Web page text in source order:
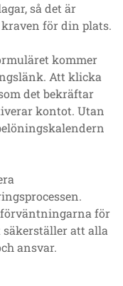
så det är
för din plats.
kommer
Att klicka
det bekräftar
kontot. Utan
förväntningarna för
att alla
ansvar.